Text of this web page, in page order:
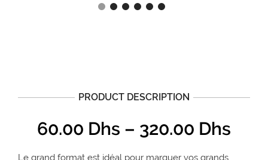
PRODUCT DESCRIPTION
60.00 Dhs – 320.00 Dhs
Le grand format est idéal pour marquer vos grands